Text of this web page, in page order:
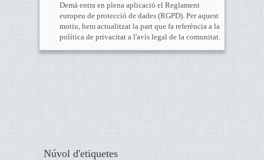
Demà entra en plena aplicació el Reglament
europeu de protecció de dades (RGPD). Per aquest
motiu, hem actualitzat la part que fa referència a la
política de privacitat a l'avís legal de la comunitat.
Núvol d'etiquetes